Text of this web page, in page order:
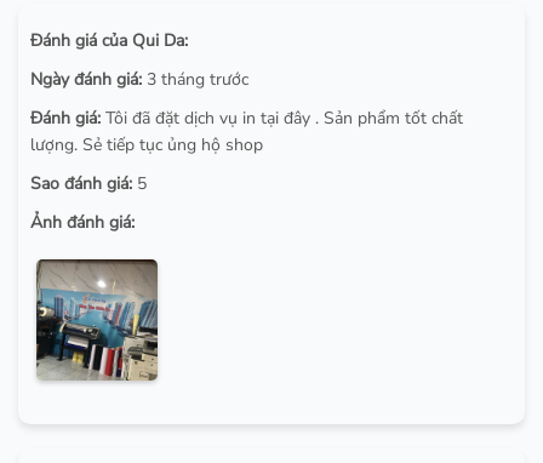
Đánh giá của Qui Da:
Ngày đánh giá: 3 tháng trước
Đánh giá: Tôi đã đặt dịch vụ in tại đây . Sản phẩm tốt chất
lượng. Sẻ tiếp tục ủng hộ shop
Sao đánh giá: 5
Ảnh đánh giá: